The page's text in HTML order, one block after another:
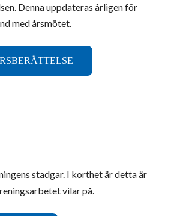
Denna uppdateras årligen för
med årsmötet.
stadgar. I korthet är detta är
vilar på.